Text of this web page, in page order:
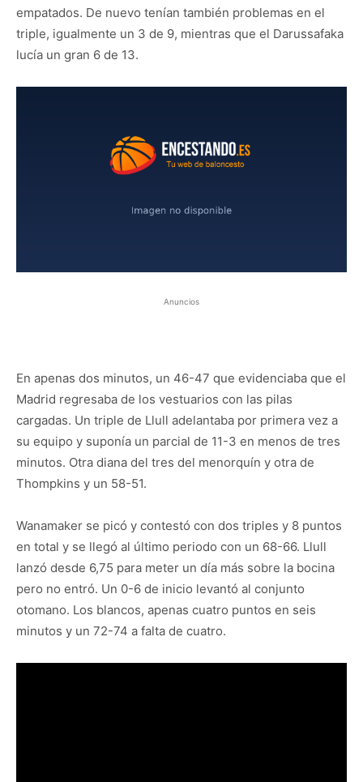
empatados. De nuevo tenían también problemas en el
triple, igualmente un 3 de 9, mientras que el Darussafaka
lucía un gran 6 de 13.
Anuncios
En apenas dos minutos, un 46-47 que evidenciaba que el
Madrid regresaba de los vestuarios con las pilas
cargadas. Un triple de Llull adelantaba por primera vez a
su equipo y suponía un parcial de 11-3 en menos de tres
minutos. Otra diana del tres del menorquín y otra de
Thompkins y un 58-51.
Wanamaker se picó y contestó con dos triples y 8 puntos
en total y se llegó al último periodo con un 68-66. Llull
lanzó desde 6,75 para meter un día más sobre la bocina
pero no entró. Un 0-6 de inicio levantó al conjunto
otomano. Los blancos, apenas cuatro puntos en seis
minutos y un 72-74 a falta de cuatro.